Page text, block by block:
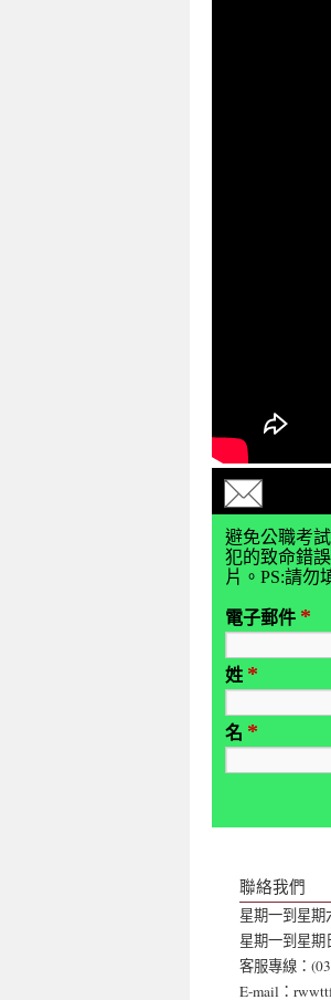
避免公職考
犯的致命錯
片。PS:請勿
電子郵件 *
姓 *
名 *
聯絡我們
星期一到星期
星期一到星期
客服專線：
E-mail：